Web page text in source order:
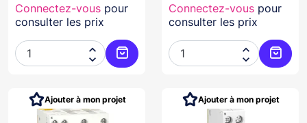
Connectez-vous pour
consulter les prix


Ajouter au panier
Connectez-vous pour
consulter les prix


Ajouter à mon projet Ajouter à mon projet